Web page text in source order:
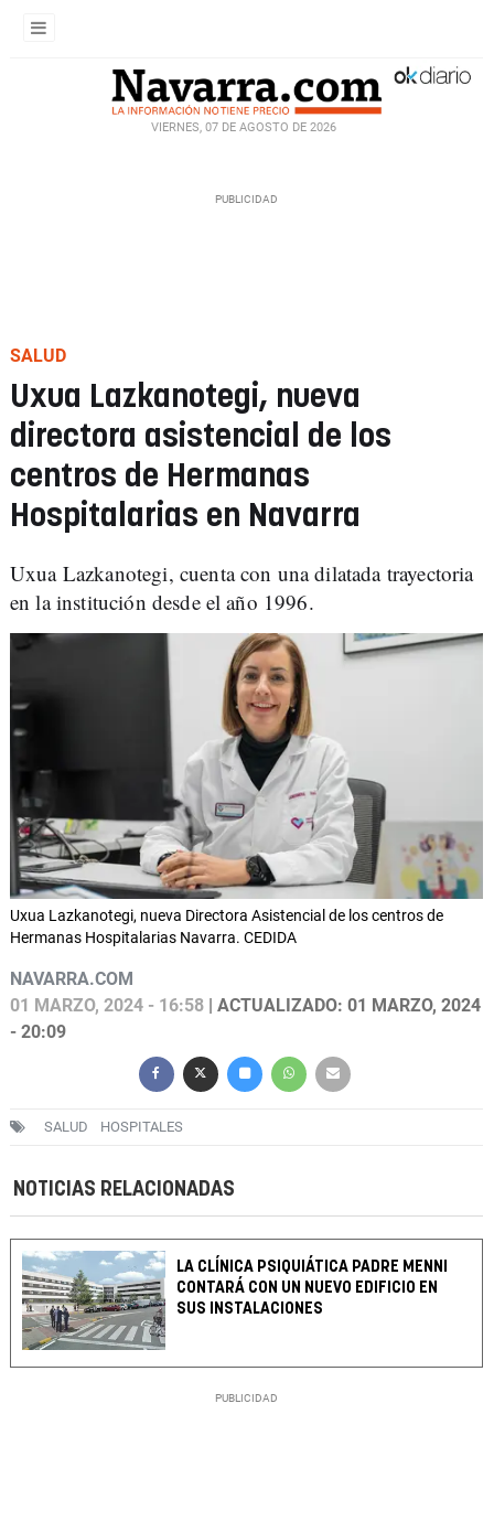
VIERNES, 07 DE AGOSTO DE 2026
SALUD
Uxua Lazkanotegi, nueva
directora asistencial de los
centros de Hermanas
Hospitalarias en Navarra
Uxua Lazkanotegi, cuenta con una dilatada trayectoria
en la institución desde el año 1996.
Uxua Lazkanotegi, nueva Directora Asistencial de los centros de
Hermanas Hospitalarias Navarra. CEDIDA
NAVARRA.COM
01 MARZO, 2024 - 16:58 | ACTUALIZADO: 01 MARZO, 2024
- 20:09
SALUD HOSPITALES
NOTICIAS RELACIONADAS
LA CLÍNICA PSIQUIÁTICA PADRE MENNI
CONTARÁ CON UN NUEVO EDIFICIO EN
SUS INSTALACIONES